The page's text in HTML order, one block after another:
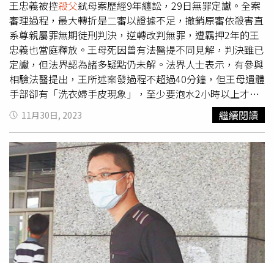
門口，場面相當血腥凌亂。互助村長梁文峯遺憾表示，被害
人與兇嫌自小就是一起長大的好朋友，可能因長期失業導致
精神狀態不佳而打算尋短，卻無端讓好友跟著陪葬，恐怖的
驚人命案讓整個村莊都感到十分震驚與意外。南投驚傳駭人
命案，被害男子渾身是血跑至派出所求救，卻因失血過多仍
不幸慘死於門外。（圖／翻攝畫面）
王忠義被控殺父弒母案歷經9年纏訟，29日無罪定讞。全案
審理過程，最大轉折是二審以證據不足，撤銷原審依殺害直
系尊親屬罪無期徒刑判決，逆轉改判無罪，遭羈押2年的王
忠義也當庭釋放。王母死因曾有法醫提不同見解，判決雖已
定讞，但法界認為諸多疑點仍未解。法界人士表示，有參與
相驗法醫提出，王所述案發過程不超過40分鐘，但王母遺體
手部卻有「洗衣婦手皮現象」，至少要泡水2小時以上才會
出現轉白皺紋，案情恐不單純。法界人士說，根據王的說
法，他帶妻女、70歲老母到人煙稀少的溪邊戲水，母親獨自
到僅30公分寬的攔沙壩上方如廁不慎落水，他緊急救母，水
深到他胸部。但法醫解剖認定，王母並非高處落水，且水流
平緩、僅深及胸部，王母個子小，王第一時間救援，扶起她
頭鼻部離開水面防溺，難度不高。王忠義29日晚間接受電訪
表示，更三審判決是正確的，他願提供資料證明並捍衛該判
決的正確性。他指起訴此案的檢察官、法官等都涉犯瀆職
罪，希望監察院主動介入調查，自己這個案子「不怕檢
驗」。由於王曾被羈押2年，無罪判決確定後，可依《刑事
補償法》聲請刑事補償。
11月30日, 2023 繼續閱讀